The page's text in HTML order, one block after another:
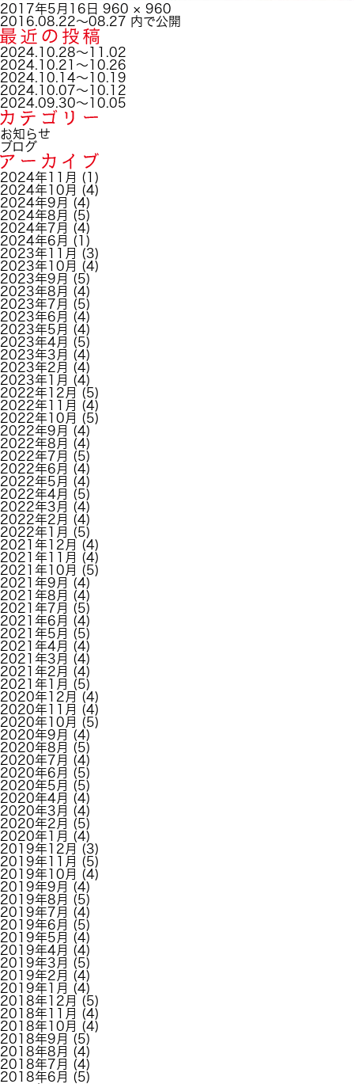
投
稿
日:
2017年5月16日 フ
ル
イ
ズ
960 × 960
投
稿
ナ
ビ
ゲ
ー
シ
ョ
ン
2016.08.22～08.27 内で公開
2024.10.28～11.02
2024.10.21～10.26
2024.10.14～10.19
2024.10.07～10.12
2024.09.30～10.05
お知らせ
ブログ
2024年11月
(1)
2024年10月
(4)
2024年9月
(4)
2024年8月
(5)
2024年7月
(4)
2024年6月
(1)
2023年11月
(3)
2023年10月
(4)
2023年9月
(5)
2023年8月
(4)
2023年7月
(5)
2023年6月
(4)
2023年5月
(4)
2023年4月
(5)
2023年3月
(4)
2023年2月
(4)
2023年1月
(4)
2022年12月
(5)
2022年11月
(4)
2022年10月
(5)
2022年9月
(4)
2022年8月
(4)
2022年7月
(5)
2022年6月
(4)
2022年5月
(4)
2022年4月
(5)
2022年3月
(4)
2022年2月
(4)
2022年1月
(5)
2021年12月
(4)
2021年11月
(4)
2021年10月
(5)
2021年9月
(4)
2021年8月
(4)
2021年7月
(5)
2021年6月
(4)
2021年5月
(5)
2021年4月
(4)
2021年3月
(4)
2021年2月
(4)
2021年1月
(5)
2020年12月
(4)
2020年11月
(4)
2020年10月
(5)
2020年9月
(4)
2020年8月
(5)
2020年7月
(4)
2020年6月
(5)
2020年5月
(5)
2020年4月
(4)
2020年3月
(4)
2020年2月
(5)
2020年1月
(4)
2019年12月
(3)
2019年11月
(5)
2019年10月
(4)
2019年9月
(4)
2019年8月
(5)
2019年7月
(4)
2019年6月
(5)
2019年5月
(4)
2019年4月
(4)
2019年3月
(5)
2019年2月
(4)
2019年1月
(4)
2018年12月
(5)
2018年11月
(4)
2018年10月
(4)
2018年9月
(5)
2018年8月
(4)
2018年7月
(4)
2018年6月
(5)